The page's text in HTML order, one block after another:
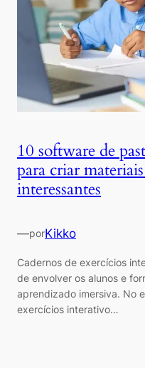
10 software de
para criar
interessantes
—porKikko
Cadernos de exercícios
de envolver os alunos e
aprendizado imersiva. No
exercícios interativo…